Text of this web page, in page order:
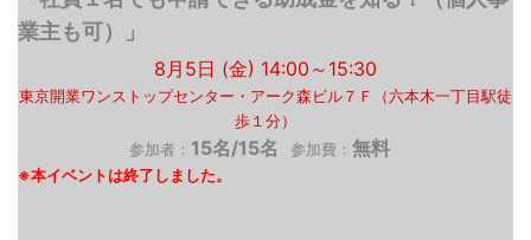
業主も可）」
8月5日 (金) 14:00～15:30
東京開業ワンストップセンター・アーク森ビル７Ｆ（六本木一丁目駅徒
歩１分）
参加者： 15名/15名 参加費： 無料